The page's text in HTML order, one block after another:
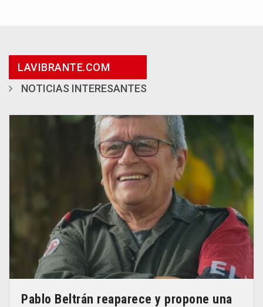
LAVIBRANTE.COM
NOTICIAS INTERESANTES
Pablo Beltrán reaparece y propone una